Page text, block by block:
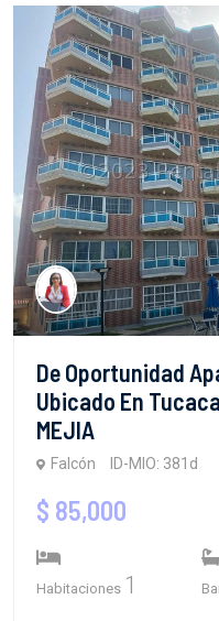
De Oportunidad
Ubicado En
MEJIA
Falcón ID-MIO: 381d
$ 85,000
Habitaciones 1